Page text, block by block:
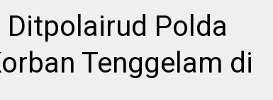
Ditpolairud Polda
Tenggelam di